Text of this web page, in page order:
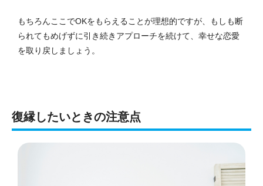
もちろんここでOKをもらえることが理想的ですが、もしも断
られてもめげずに引き続きアプローチを続けて、幸せな恋愛
を取り戻しましょう。
復縁したいときの注意点